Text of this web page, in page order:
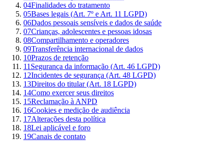
04Finalidades do tratamento
05Bases legais (Art. 7º e Art. 11 LGPD)
06Dados pessoais sensíveis e dados de saúde
07Crianças, adolescentes e pessoas idosas
08Compartilhamento e operadores
09Transferência internacional de dados
10Prazos de retenção
11 Segurança da informação (Art. 46 LGPD)
12Incidentes de segurança (Art. 48 LGPD)
13Direitos do titular (Art. 18 LGPD)
14Como exercer seus direitos
15Reclamação à ANPD
16Cookies e medição de audiência
17Alterações desta política
18Lei aplicável e foro
19Canais de contato